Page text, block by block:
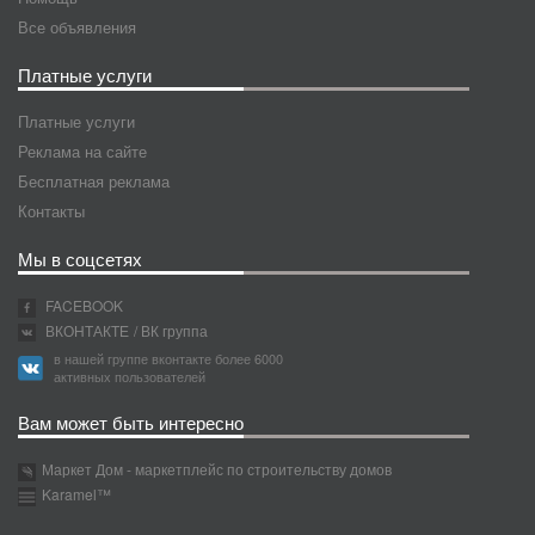
Все объявления
Платные услуги
Платные услуги
Реклама на сайте
Бесплатная реклама
Контакты
Мы в соцсетях
FACEBOOK
ВКОНТАКТЕ / ВК группа
в нашей группе вконтакте более 6000
активных пользователей
Вам может быть интересно
Маркет Дом - маркетплейс по строительству домов
Karamel™